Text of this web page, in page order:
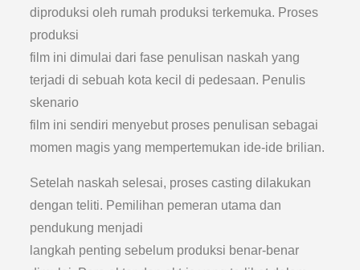
diproduksi oleh rumah produksi terkemuka. Proses
produksi
film ini dimulai dari fase penulisan naskah yang
terjadi di sebuah kota kecil di pedesaan. Penulis
skenario
film ini sendiri menyebut proses penulisan sebagai
momen magis yang mempertemukan ide-ide brilian.
Setelah naskah selesai, proses casting dilakukan
dengan teliti. Pemilihan pemeran utama dan
pendukung menjadi
langkah penting sebelum produksi benar-benar